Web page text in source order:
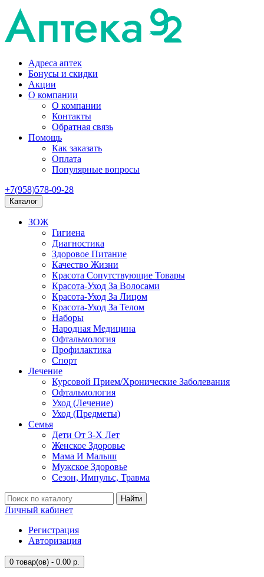
Адреса аптек
Бонусы и скидки
Акции
О компании
О компании
Контакты
Обратная связь
Помощь
Как заказать
Оплата
Популярные вопросы
+7(958)578-09-28
Каталог
ЗОЖ
Гигиена
Диагностика
Здоровое Питание
Качество Жизни
Красота Сопутствующие Товары
Красота-Уход За Волосами
Красота-Уход За Лицом
Красота-Уход За Телом
Наборы
Народная Медицина
Офтальмология
Профилактика
Спорт
Лечение
Курсовой Прием/Хронические Заболевания
Офтальмология
Уход (Лечение)
Уход (Предметы)
Семья
Дети От 3-Х Лет
Женское Здоровье
Мама И Малыш
Мужское Здоровье
Сезон, Импульс, Травма
Найти
Личный кабинет
Регистрация
Авторизация
0 товар(ов) - 0.00 р.